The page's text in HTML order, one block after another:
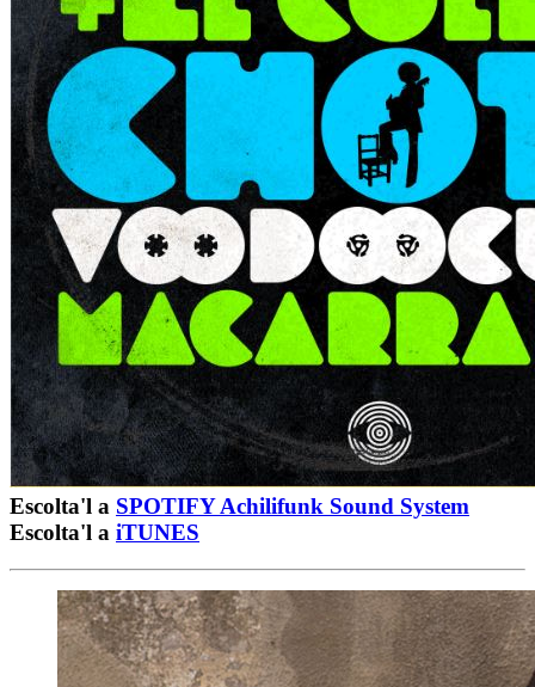
Escolta'l a SPOTIFY Achilifunk Sound System
Escolta'l a iTUNES